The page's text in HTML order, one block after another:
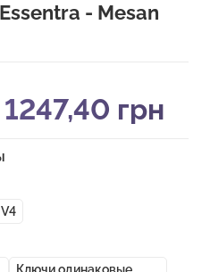
- Mesan
1247,40 грн
V4
Ключи одинаковые